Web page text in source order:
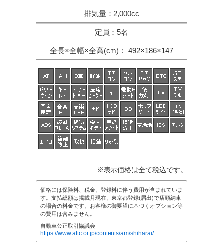
排気量 ： 2,000cc
定員 ： 5名
全長×全幅×全高(cm) ： 492×186×147
※表示価格は全て税込です。
価格には保険料、税金、登録料に伴う費用が含まれていま
す。支払総額は掲載月現在、東京都登録(届出)で店頭納車
の場合の料金です。お客様の御要望に基づくオプション等
の費用は含みません。
自動車公正取引協議会
https://www.aftc.or.jp/contents/am/shiharai/